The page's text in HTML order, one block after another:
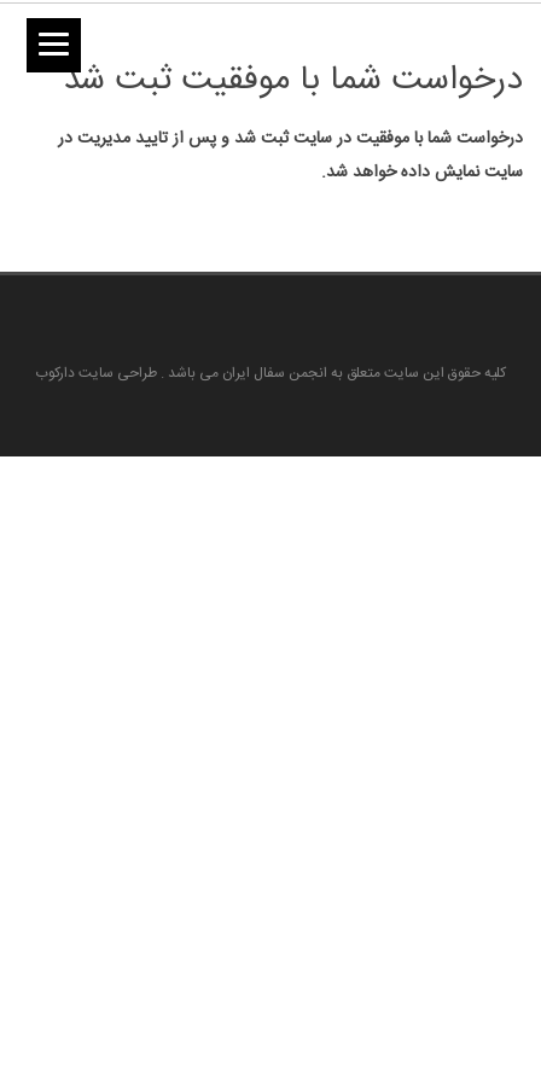
درخواست شما با موفقیت ثبت شد
درخواست شما با موفقیت در سایت ثبت شد و پس از تایید مدیریت در
سایت نمایش داده خواهد شد.
کلیه حقوق این سایت متعلق به انجمن سفال ایران می باشد . طراحی سایت دارکوب